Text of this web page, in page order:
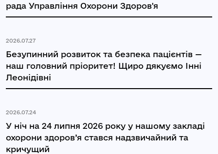
рада Управління Охорони Здоров'я
2026.07.27
Безупинний розвиток та безпека пацієнтів —
наш головний пріоритет! Щиро дякуємо Інні
Леонідівні
2026.07.24
У ніч на 24 липня 2026 року у нашому закладі
охорони здоров’я стався надзвичайний та
кричущий